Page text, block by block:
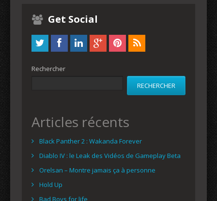
Get Social
Rechercher
RECHERCHER
Articles récents
Black Panther 2 : Wakanda Forever
Diablo IV : le Leak des Vidéos de Gameplay Beta
Orelsan – Montre jamais ça à personne
Hold Up
Bad Boys for life